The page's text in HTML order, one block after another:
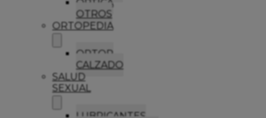
OPTICA
OTROS
ORTOPEDIA
ORTOP
CALZADO
SALUD
SEXUAL